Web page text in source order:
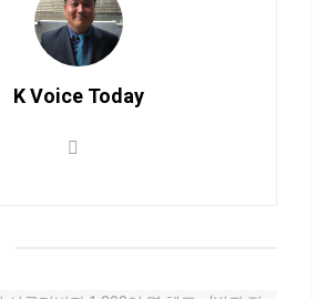
K Voice Today